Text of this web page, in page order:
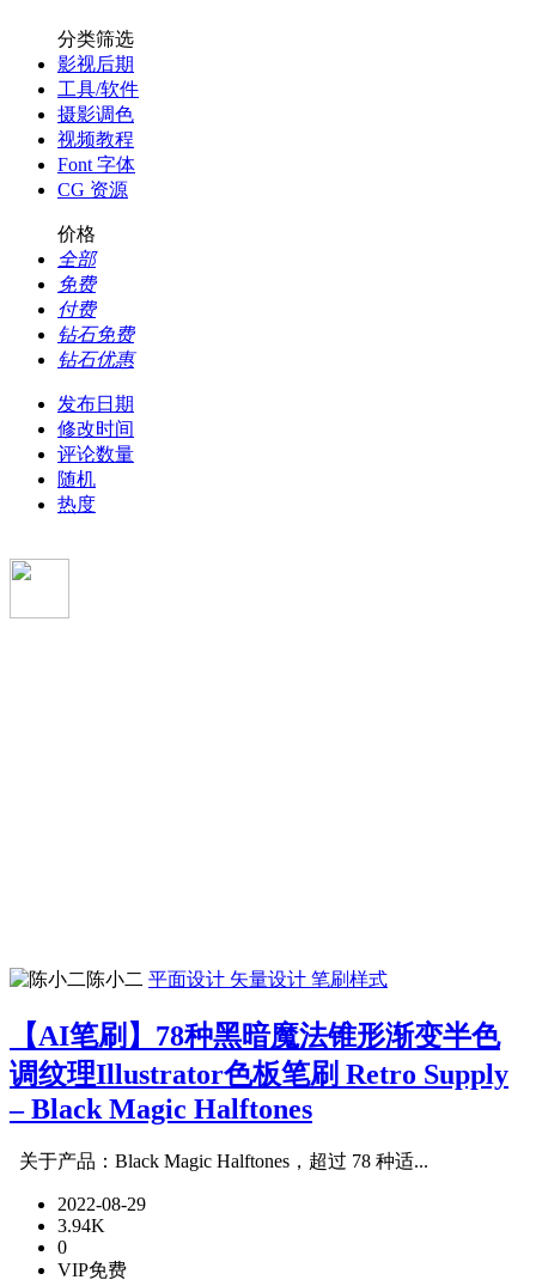
分类筛选
影视后期
工具/软件
摄影调色
视频教程
Font 字体
CG 资源
价格
全部
免费
付费
钻石免费
钻石优惠
发布日期
修改时间
评论数量
随机
热度
陈小二 平面设计 矢量设计 笔刷样式
【AI笔刷】78种黑暗魔法锥形渐变半色
调纹理Illustrator色板笔刷 Retro Supply
– Black Magic Halftones
关于产品：Black Magic Halftones，超过 78 种适...
2022-08-29
3.94K
0
VIP免费